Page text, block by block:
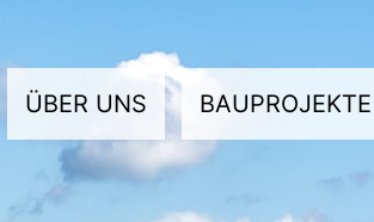
ÜBER UNS BAUPROJEKTE